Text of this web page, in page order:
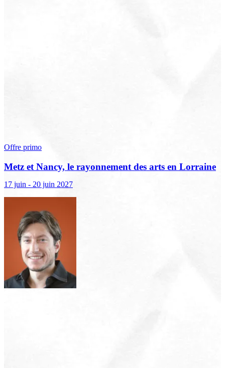
Offre primo
Metz et Nancy, le rayonnement des arts en Lorraine
17 juin - 20 juin 2027